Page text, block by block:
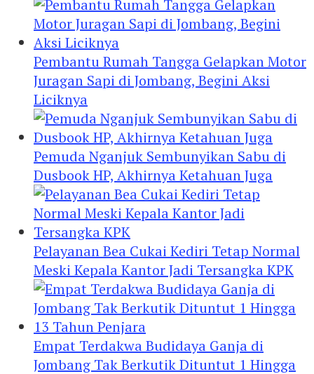
Pembantu Rumah Tangga Gelapkan Motor
Juragan Sapi di Jombang, Begini Aksi
Liciknya
Pemuda Nganjuk Sembunyikan Sabu di
Dusbook HP, Akhirnya Ketahuan Juga
Pelayanan Bea Cukai Kediri Tetap Normal
Meski Kepala Kantor Jadi Tersangka KPK
Empat Terdakwa Budidaya Ganja di
Jombang Tak Berkutik Dituntut 1 Hingga